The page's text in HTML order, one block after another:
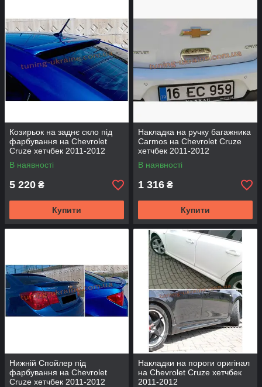
Козирьок на заднє скло під
фарбування на Chevrolet
Cruze хетчбек 2011-2012
В наявності
5 220 ₴
Купити
Накладка на ручку багажника
Carmos на Chevrolet Cruze
хетчбек 2011-2012
В наявності
1 316 ₴
Купити
Нижній Спойлер під
фарбування на Chevrolet
Cruze хетчбек 2011-2012
Накладки на пороги оригінал
на Chevrolet Cruze хетчбек
2011-2012